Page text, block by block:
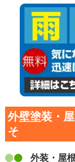
外壁塗装・
そ
外装・屋